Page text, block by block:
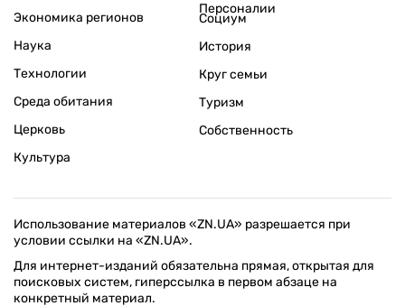
Экономика регионов
Персоналии
Наука
Технологии
Среда обитания
Церковь
Культура
Социум
История
Круг семьи
Туризм
Собственность
Использование материалов «ZN.UA» разрешается при
условии ссылки на «ZN.UA».
Для интернет-изданий обязательна прямая, открытая для
поисковых систем, гиперссылка в первом абзаце на
конкретный материал.